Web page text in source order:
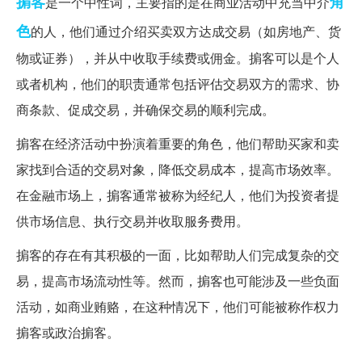
色的人，他们通过介绍买卖双方达成交易（如房地产、货
物或证券），并从中收取手续费或佣金。掮客可以是个人
或者机构，他们的职责通常包括评估交易双方的需求、协
商条款、促成交易，并确保交易的顺利完成。
掮客在经济活动中扮演着重要的角色，他们帮助买家和卖
家找到合适的交易对象，降低交易成本，提高市场效率。
在金融市场上，掮客通常被称为经纪人，他们为投资者提
供市场信息、执行交易并收取服务费用。
掮客的存在有其积极的一面，比如帮助人们完成复杂的交
易，提高市场流动性等。然而，掮客也可能涉及一些负面
活动，如商业贿赂，在这种情况下，他们可能被称作权力
掮客或政治掮客。